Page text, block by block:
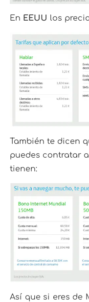
En EEUU los
También te dicen
puedes contratar
tienen:
Así que si eres de